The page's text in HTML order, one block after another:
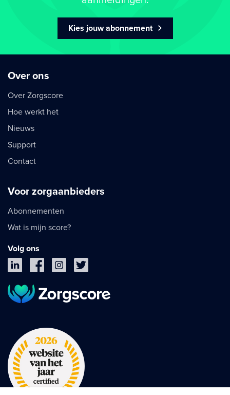
Kies jouw abonnement
Over ons
Over Zorgscore
Hoe werkt het
Nieuws
Support
Contact
Voor zorgaanbieders
Abonnementen
Wat is mijn score?
Volg ons